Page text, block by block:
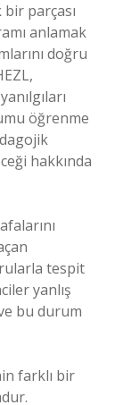
parçası
anlamak
doğru
öğrenme
hakkında
tespit
yanlış
bu durum
farklı bir